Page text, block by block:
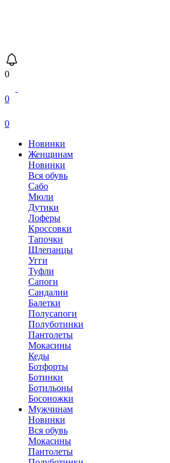
0
0
0
Новинки
Женщинам
Новинки
Вся обувь
Сабо
Мюли
Дутики
Лоферы
Кроссовки
Тапочки
Шлепанцы
Угги
Туфли
Сапоги
Сандалии
Балетки
Полусапоги
Полуботинки
Пантолеты
Мокасины
Кеды
Ботфорты
Ботинки
Ботильоны
Босоножки
Мужчинам
Новинки
Вся обувь
Мокасины
Пантолеты